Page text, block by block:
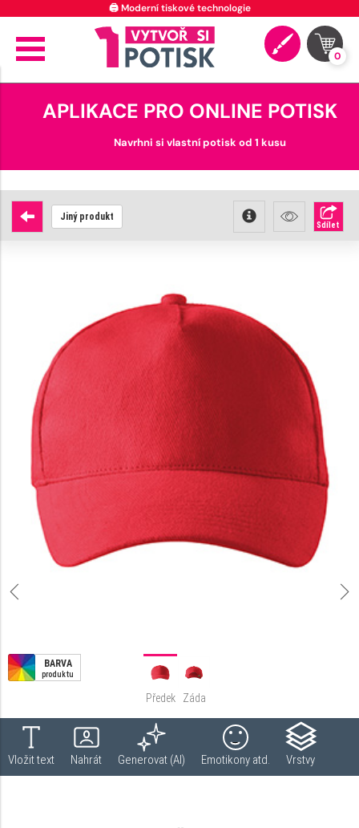
⭐ 4.9 na Google za posledních 30 dní
0
APLIKACE PRO ONLINE POTISK
Navrhni si vlastní potisk od 1 kusu